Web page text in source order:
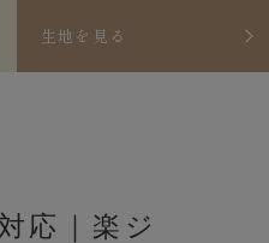
生地を見る
応｜楽ジ